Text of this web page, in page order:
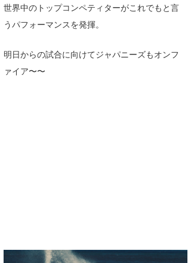
世界中のトップコンペティターがこれでもと言
うパフォーマンスを発揮。
明日からの試合に向けてジャパニーズもオンフ
ァイア〜〜
NOBUFUKU
喜納海人
G◎Da
KID
VAGY